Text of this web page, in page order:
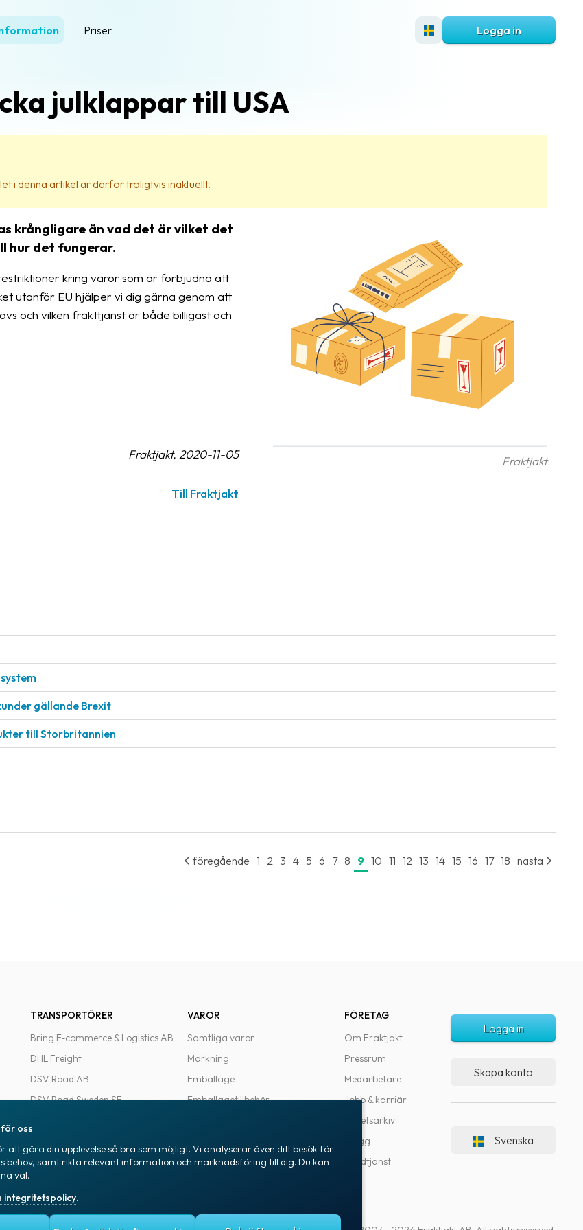
Priser Logga in
julklappar till USA
i denna artikel är därför troligtvis inaktuellt.
Fraktjakt
krångligare än vad det är vilket det
hur det fungerar.
kring varor som är förbjudna att
utanför EU hjälper vi dig gärna genom att
och vilken frakttjänst är både billigast och
Fraktjakt, 2020-11-05
Till Fraktjakt
gällande Brexit
till Storbritannien
föregående 1 2 3 4 5 6 7 8 9 10 11 12 13 14 15 16 17 18 nästa
TRANSPORTÖRER
Bring E-commerce & Logistics AB
DHL Freight
DSV Road AB
DSV Road Sweden SE
PostNord Sverige AB
VAROR
Samtliga varor
Märkning
Emballage
Emballagetillbehör
FÖRETAG
Om Fraktjakt
Pressrum
Medarbetare
Jobb & karriär
Nyhetsarkiv
Blogg
Kundtjänst
Logga in
Skapa konto
Svenska
oss
att göra din upplevelse så bra som möjligt. Vi analyserar även ditt besök för
behov, samt rikta relevant information och marknadsföring till dig. Du kan
val.
integritetspolicy.